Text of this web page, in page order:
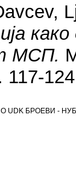
како
МСП.
117-
БРОЕВИ - НУБ